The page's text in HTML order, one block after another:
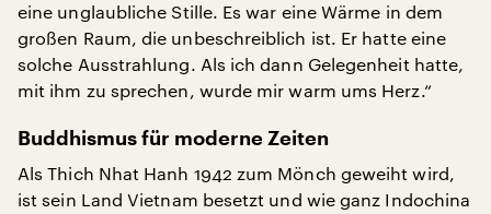
eine unglaubliche Stille. Es war eine Wärme in dem
großen Raum, die unbeschreiblich ist. Er hatte eine
solche Ausstrahlung. Als ich dann Gelegenheit hatte,
mit ihm zu sprechen, wurde mir warm ums Herz.“
Buddhismus für moderne Zeiten
Als Thich Nhat Hanh 1942 zum Mönch geweiht wird,
ist sein Land Vietnam besetzt und wie ganz Indochina